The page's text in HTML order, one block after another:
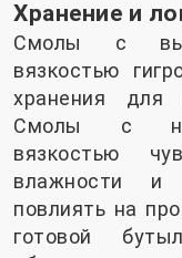
Хранение и
Смолы с
вязкостью
хранения для
Смолы с
вязкостью
влажности и
повлиять на
готовой